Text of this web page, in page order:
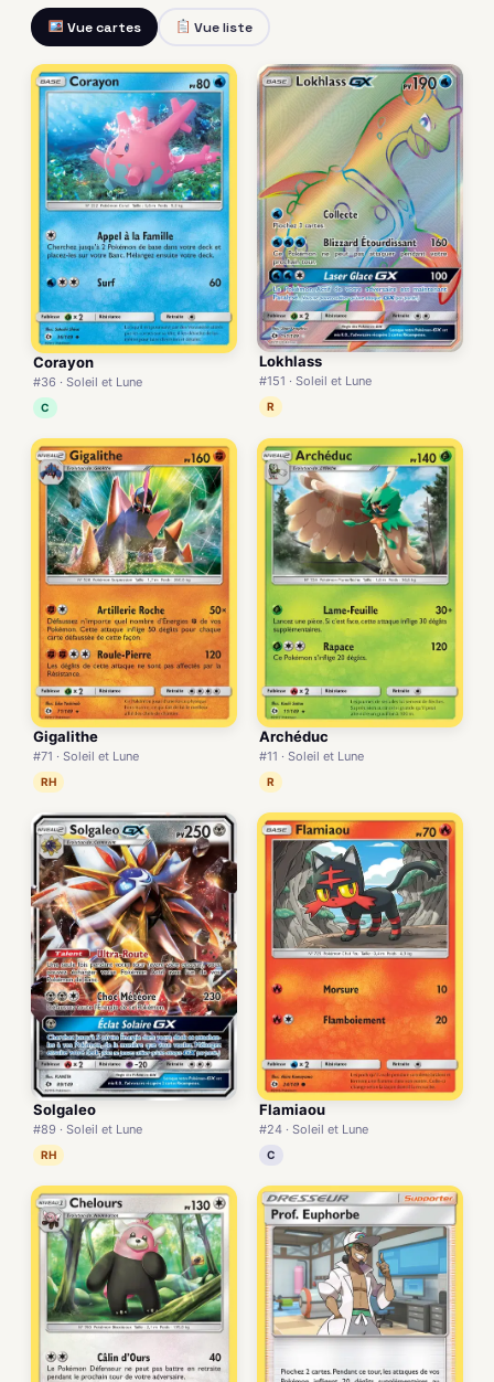
Vue cartes Vue liste
Corayon
#36 · Soleil et Lune
C
Lokhlass
#151 · Soleil et Lune
R
Gigalithe
#71 · Soleil et Lune
RH
Archéduc
#11 · Soleil et Lune
R
Solgaleo
#89 · Soleil et Lune
RH
Flamiaou
#24 · Soleil et Lune
C